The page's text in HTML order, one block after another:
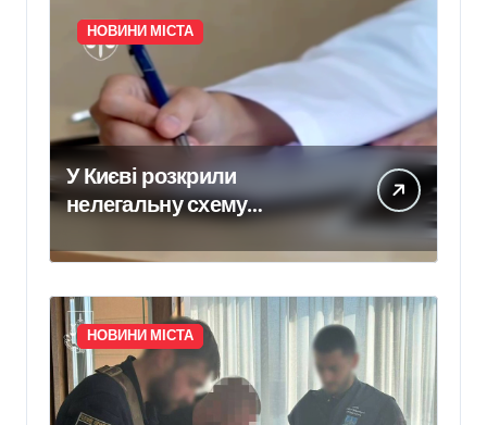
НОВИНИ МІСТА
У Києві розкрили
нелегальну схему
сурогатного материнства
для іноземних замовників:
двійня загинула через
передчасні пологи
НОВИНИ МІСТА